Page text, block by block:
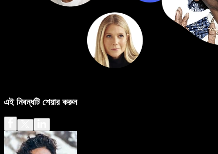
এই নিবন্ধটি শেয়ার করুন